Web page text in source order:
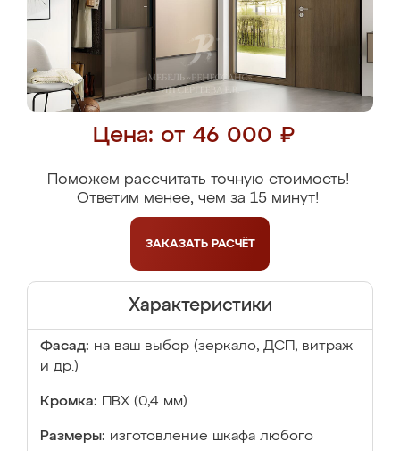
Цена: от 46 000 ₽
Поможем рассчитать точную стоимость!
Ответим менее, чем за 15 минут!
ЗАКАЗАТЬ РАСЧЁТ
Характеристики
Фасад: на ваш выбор (зеркало, ДСП, витраж
и др.)
Кромка: ПВХ (0,4 мм)
Размеры: изготовление шкафа любого